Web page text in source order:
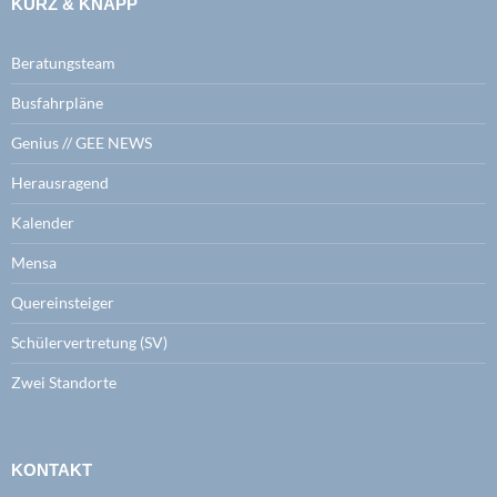
KURZ & KNAPP
Beratungsteam
Busfahrpläne
Genius // GEE NEWS
Herausragend
Kalender
Mensa
Quereinsteiger
Schülervertretung (SV)
Zwei Standorte
KONTAKT